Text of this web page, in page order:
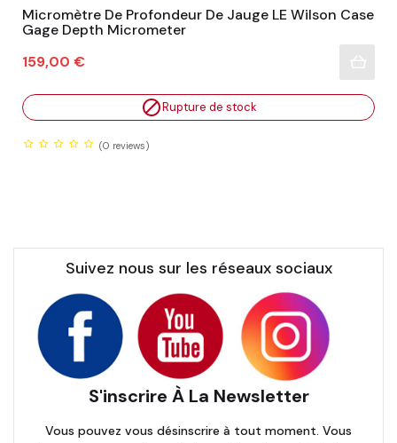
Micromètre De Profondeur De Jauge LE Wilson Case
Gage Depth Micrometer
Prix
159,00 €
Rupture de stock
(0 reviews)
Suivez nous sur les réseaux sociaux
S'inscrire À La Newsletter
Vous pouvez vous désinscrire à tout moment. Vous